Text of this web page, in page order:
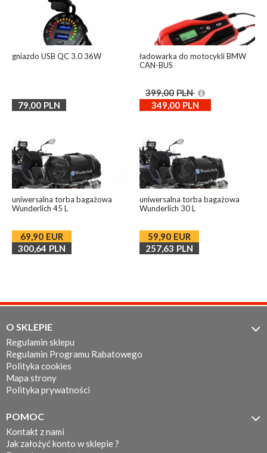
gniazdo USB QC 3.0 36W
79,00 PLN
ładowarka do motocykli BMW
CAN-BUS
399,00 PLN
349,00 PLN
uniwersalna torba bagażowa
Wunderlich 45 L
69,90 EUR
300,64 PLN
uniwersalna torba bagażowa
Wunderlich 30 L
59,90 EUR
257,63 PLN
O SKLEPIE 
Regulamin sklepu
Regulamin Programu Rabatowego
Polityka cookies
Mapa strony
Polityka prywatności
POMOC 
Kontakt z nami
Jak założyć konto w sklepie ?